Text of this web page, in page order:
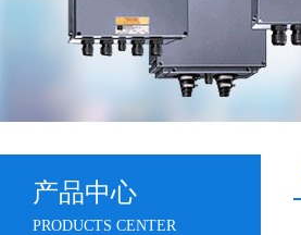
产品中心
PRODUCTS CENTER